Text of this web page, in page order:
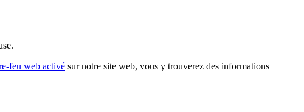
feu web activé sur notre site web, vous y trouverez des informations